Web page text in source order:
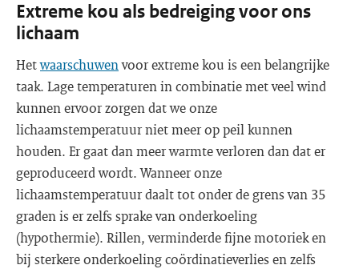
Extreme kou als bedreiging voor ons
lichaam
Hetwaarschuwenvoor extreme kou is een belangrijke
taak. Lage temperaturen in combinatie met veel wind
kunnen ervoor zorgen dat we onze
lichaamstemperatuur niet meer op peil kunnen
houden. Er gaat dan meer warmte verloren dan dat er
geproduceerd wordt. Wanneer onze
lichaamstemperatuur daalt tot onder de grens van 35
graden is er zelfs sprake van onderkoeling
(hypothermie). Rillen, verminderde fijne motoriek en
bij sterkere onderkoeling coördinatieverlies en zelfs